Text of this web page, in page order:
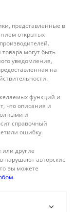
представленные в
открытых
могут быть
уведомления,
на
функций и
что описания и
и
справочный
ошибку.
или другие
нарушают авторские
вы можете
.